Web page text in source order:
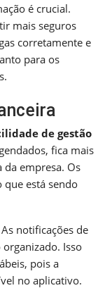
é crucial.
mais seguros
corretamente e
para os
de gestão
fica mais
empresa. Os
que está sendo
notificações de
Isso
pois a
no aplicativo.